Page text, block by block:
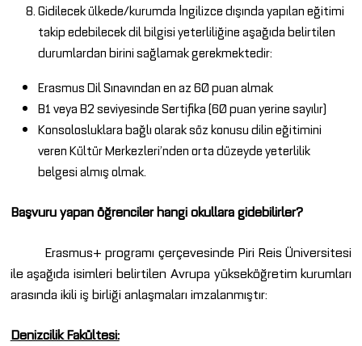
Gidilecek ülkede/kurumda İngilizce dışında yapılan eğitimi
takip edebilecek dil bilgisi yeterliliğine aşağıda belirtilen
durumlardan birini sağlamak gerekmektedir:
Erasmus Dil Sınavından en az 60 puan almak
B1 veya B2 seviyesinde Sertifika (60 puan yerine sayılır)
Konsolosluklara bağlı olarak söz konusu dilin eğitimini
veren Kültür Merkezleri’nden orta düzeyde yeterlilik
belgesi almış olmak.
Başvuru yapan öğrenciler hangi okullara gidebilirler?
Erasmus+ programı çerçevesinde Piri Reis Üniversitesi
ile aşağıda isimleri belirtilen Avrupa yükseköğretim kurumları
arasında ikili iş birliği anlaşmaları imzalanmıştır:
Denizcilik Fakültesi: